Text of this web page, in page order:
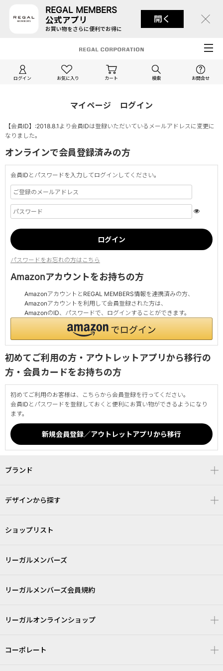
REGAL MEMBERS
公式アプリ
お買い物をさらに便利でお得に
開く
ログイン お気に入り カート 検索 お問合せ
マイページ ログイン
【会員ID】:2018.8.1より会員IDは登録いただいているメールアドレスに変更に
なりました。
オンラインで会員登録済みの方
会員IDとパスワードを入力してログインしてください。
パスワードをお忘れの方はこちら
Amazonアカウントをお持ちの方
AmazonアカウントとREGAL MEMBERS情報を連携済みの方、
Amazonアカウントを利用して会員登録された方は、
AmazonのID、パスワードで、ログインすることができます。
初めてご利用の方・アウトレットアプリから移行の
方・会員カードをお持ちの方
初めてご利用のお客様は、こちらから会員登録を行ってください。
会員IDとパスワードを登録しておくと便利にお買い物ができるようになり
ます。
ブランド
デザインから探す
ショップリスト
リーガルメンバーズ
リーガルメンバーズ会員規約
リーガルオンラインショップ
コーポレート